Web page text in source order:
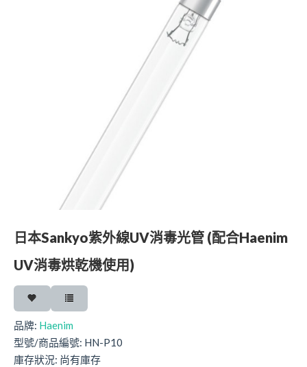
日本Sankyo紫外線UV消毒光管 (配合Haenim
UV消毒烘乾機使用)
品牌: Haenim
型號/商品編號: HN-P10
庫存狀況: 尚有庫存